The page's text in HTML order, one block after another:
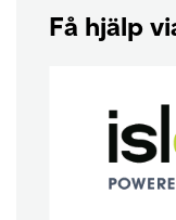
Få hjälp